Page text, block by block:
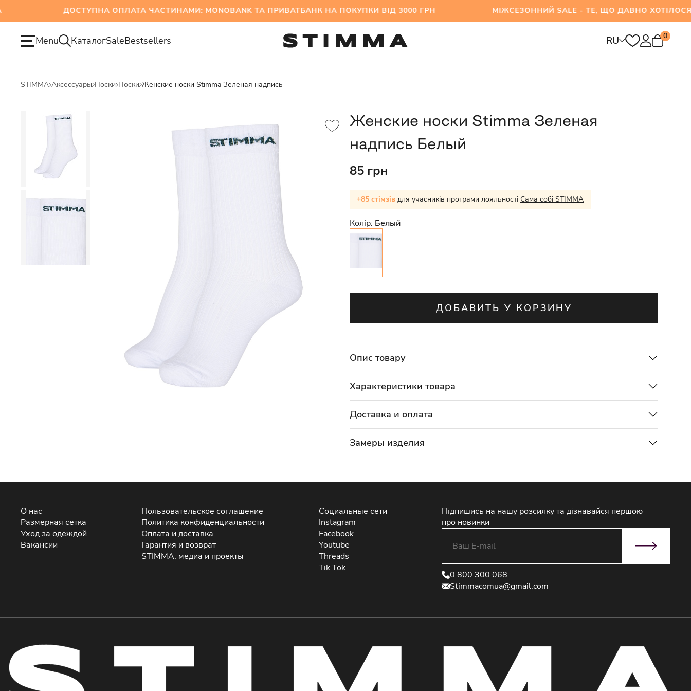
ДОСТУПНА ОПЛАТА ЧАСТИНАМИ: MONOBANK ТА ПРИВАТБАНК НА ПОКУПКИ ВІД 3000 ГРН МІЖСЕЗОННИЙ SALE - ТЕ, ЩО ДАВНО
Menu КаталогSaleBestsellers RU 0
STIMMA Аксессуары Носки Носки Женские носки Stimma Зеленая надпись
Женские носки Stimma Зеленая
надпись Белый
85 грн
+85 стімзів для учасників програми лояльності Сама собі STIMMA
Колір: Белый
ДОБАВИТЬ У КОРЗИНУ
Опис товару
Характеристики товара
Доставка и оплата
Замеры изделия
О нас
Размерная сетка
Уход за одеждой
Вакансии
Пользовательское соглашение
Политика конфиденциальности
Оплата и доставка
Гарантия и возврат
STIMMA: медиа и проекты
Социальные сети
Instagram
Facebook
Youtube
Threads
Tik Tok
Підпишись на нашу розсилку та дізнавайся першою
про новинки
0 800 300 068
Stimmacomua@gmail.com